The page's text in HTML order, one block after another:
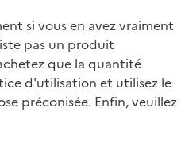
si vous en avez vraiment
pas un produit
que la quantité
d'utilisation et utilisez le
préconisée. Enfin, veuillez